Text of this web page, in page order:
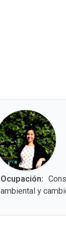
Ocupación:
ambiental y